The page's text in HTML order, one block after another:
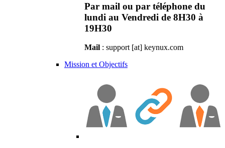
Par mail ou par téléphone du
lundi au Vendredi de 8H30 à
19H30
Mail : support [at] keynux.com
Mission et Objectifs